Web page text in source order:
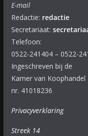
E-mail
Redactie: redactie
Secretariaat:
Telefoon:
0522-241404 – 0522-
Ingeschreven bij de
Kamer van Koophandel
nr. 41018236
Privacyverklaring
Streek 14